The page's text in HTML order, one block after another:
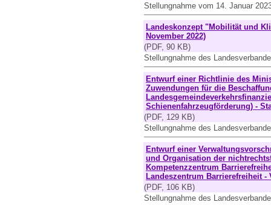
Stellungnahme vom 14. Januar
Landeskonzept "Mobilität und
November 2022)
(PDF, 90 KB)
Stellungnahme des
Entwurf einer Richtlinie des
Zuwendungen für die
Schienenfahrzeugförderung) -
(PDF, 129 KB)
Stellungnahme des
Entwurf einer
und Organisation der
Kompetenzzentrum
Landeszentrum Barrierefreiheit -
(PDF, 106 KB)
Stellungnahme des